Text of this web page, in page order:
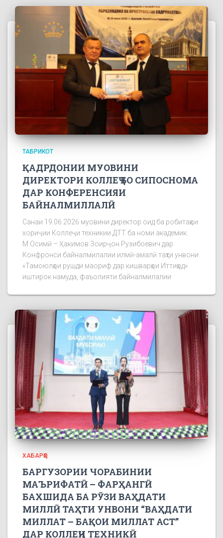
ТАБРИКОТ
ҚАДРДОНИИ МУОВИНИ
ДИРЕКТОРИ КОЛЛЕҶ БО СИПОСНОМА
ДАР КОНФЕРЕНСИЯИ
БАЙНАЛМИЛЛАЛӢ
Санаи 19.06.2026 муовини директор оид ба робитаҳои
хориҷии Коллеҷи техникии ДТТ ба номи академик
М.Осимӣ – Ҳакимов Зоирҷон Рузибоевич дар
Конфронси байналмилалии илмӣ-амалӣ таҳти унвони
«Тамоюлҳои рушди маориф дар кишварҳои Иттиҳод»
иштирок намуда, фаъолияти байналмилалии
ХАБАРҲО
БАРГУЗОРИИ ЧОРАБИНИИ
МАЪРИФАТӢ – ФАРҲАНГӢ
БАХШИДА БА РӮЗИ ВАҲДАТИ
МИЛЛӢ ТАҲТИ УНВОНИ “ВАҲДАТИ
МИЛЛАТ – БАҚОИ МИЛЛАТ АСТ”
ДАР КОЛЛЕҶИ ТЕХНИКӢ